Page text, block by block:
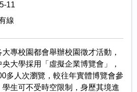
11
線
專校園都會舉辦校園徵才活動，
大學採用「虛擬企業博覽會」，
多人次瀏覽，較往年實體博覽會參
生可不受時空限制，身歷其境進